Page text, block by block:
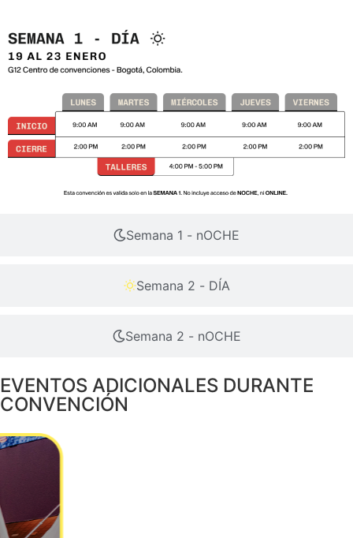
Semana 1 - nOCHE
Semana 2 - DÍA
Semana 2 - nOCHE
EVENTOS ADICIONALES DURANTE
CONVENCIÓN